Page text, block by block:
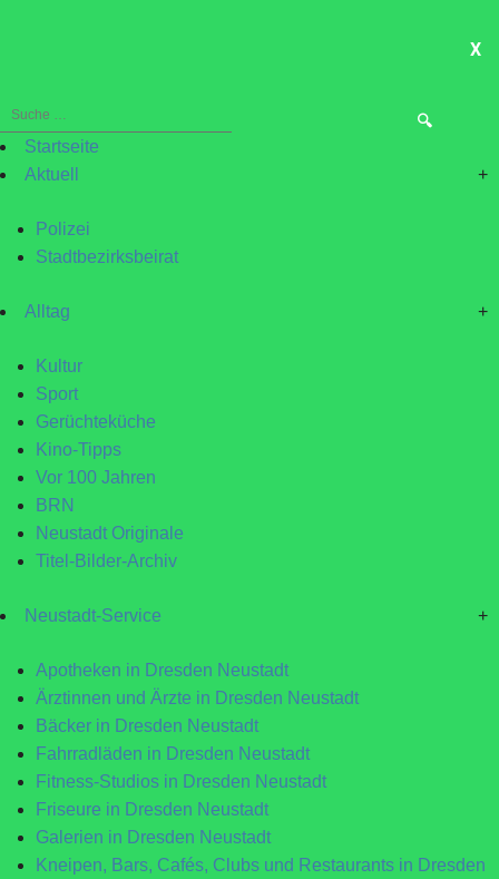
X
Suche
nach:Startseite
Aktuell
+
Polizei
Stadtbezirksbeirat
Alltag +
Kultur
Sport
Gerüchteküche
Kino-Tipps
Vor 100 Jahren
BRN
Neustadt Originale
Titel-Bilder-Archiv
Neustadt-Service +
Apotheken in Dresden Neustadt
Ärztinnen und Ärzte in Dresden Neustadt
Bäcker in Dresden Neustadt
Fahrradläden in Dresden Neustadt
Fitness-Studios in Dresden Neustadt
Friseure in Dresden Neustadt
Galerien in Dresden Neustadt
Kneipen, Bars, Cafés, Clubs und Restaurants in Dresden